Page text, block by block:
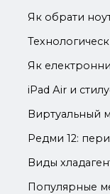
Як обрати
Як
iРad Аir и
Виртуальный
Редми 12:
Виды
Популярные